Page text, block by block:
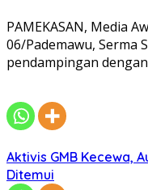
PAMEKASAN, Media
06/Pademawu, Serma
pendampingan
Aktivis GMB Kecewa,
Ditemui